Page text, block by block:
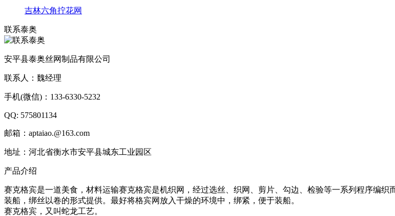
吉林六角拧花网
联系泰奥
安平县泰奥丝网制品有限公司
联系人：魏经理
手机(微信)：133-6330-5232
QQ: 575801134
邮箱：aptaiao.@163.com
地址：河北省衡水市安平县城东工业园区
产品介绍
赛克格宾是一道美食，材料运输赛克格宾是机织网，经过选丝、织网、剪片、勾边、检验等一系列程序编
装船，绑丝以卷的形式提供。最好将格宾网放入干燥的环境中，绑紧，便于装船。
赛克格宾，又叫蛇龙工艺。